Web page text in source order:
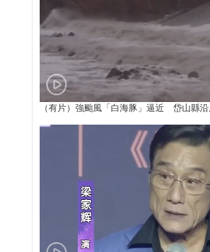
（有片）強颱風「白海豚」逼近 岱山縣